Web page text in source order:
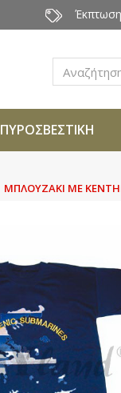
Αναζήτηση
ΠΥΡΟΣΒΕΣΤΙΚΗ
ΜΠΛΟΥΖΑΚΙ ΜΕ